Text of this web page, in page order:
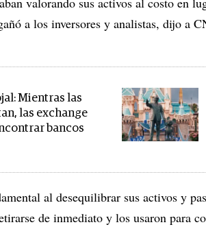
a los inversores y analistas, dijo a
Mientras las
las exchange
bancos
al desequilibrar sus activos y
de inmediato y los usaron para